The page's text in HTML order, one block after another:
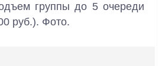
группы до 5 очереди
руб.). Фото.